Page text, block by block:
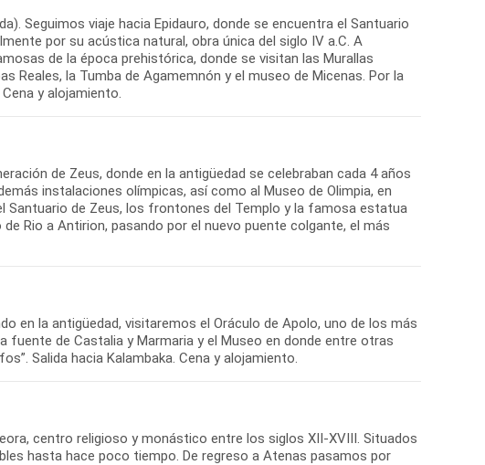
Seguimos viaje hacia Epidauro, donde se encuentra el Santuario
por su acústica natural, obra única del siglo IV a.C. A
de la época prehistórica, donde se visitan las Murallas
Reales, la Tumba de Agamemnón y el museo de Micenas. Por la
de Zeus, donde en la antigüedad se celebraban cada 4 años
instalaciones olímpicas, así como al Museo de Olimpia, en
Santuario de Zeus, los frontones del Templo y la famosa estatua
Rio a Antirion, pasando por el nuevo puente colgante, el más
en la antigüedad, visitaremos el Oráculo de Apolo, uno de los más
fuente de Castalia y Marmaria y el Museo en donde entre otras
centro religioso y monástico entre los siglos XII-XVIII. Situados
hasta hace poco tiempo. De regreso a Atenas pasamos por